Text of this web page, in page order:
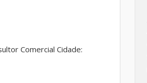
Comercial Cidade: